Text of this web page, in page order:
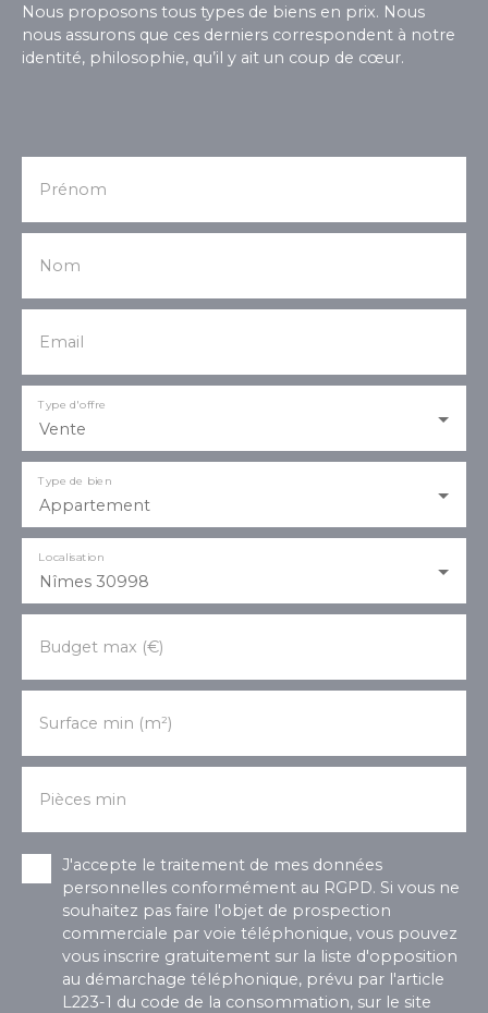
Nous proposons tous types de biens en prix. Nous
nous assurons que ces derniers correspondent à notre
identité, philosophie, qu’il y ait un coup de cœur.
Prénom
Nom
Email
Vente
Type d'offre
Appartement
Type de bien
Nîmes 30998
Localisation
Budget max (€)
Surface min (m²)
Pièces min
J'accepte le traitement de mes données
personnelles conformément au RGPD. Si vous ne
souhaitez pas faire l'objet de prospection
commerciale par voie téléphonique, vous pouvez
vous inscrire gratuitement sur la liste d'opposition
au démarchage téléphonique, prévu par l'article
L223-1 du code de la consommation, sur le site